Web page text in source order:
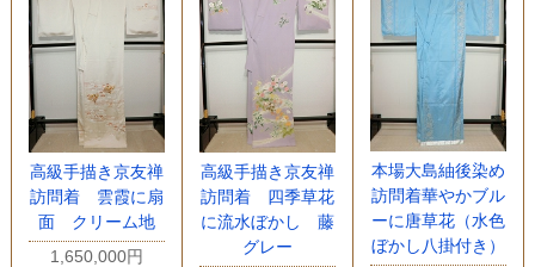
高級手描き京友禅
訪問着 雲霞に扇
面 クリーム地
1,650,000円
高級手描き京友禅
訪問着 四季草花
に流水ぼかし 藤
グレー
本場大島紬後染め
訪問着華やかブル
ーに唐草花（水色
ぼかし八掛付き）